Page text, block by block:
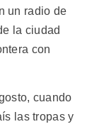
un radio de
la ciudad
con
cuando
las tropas y